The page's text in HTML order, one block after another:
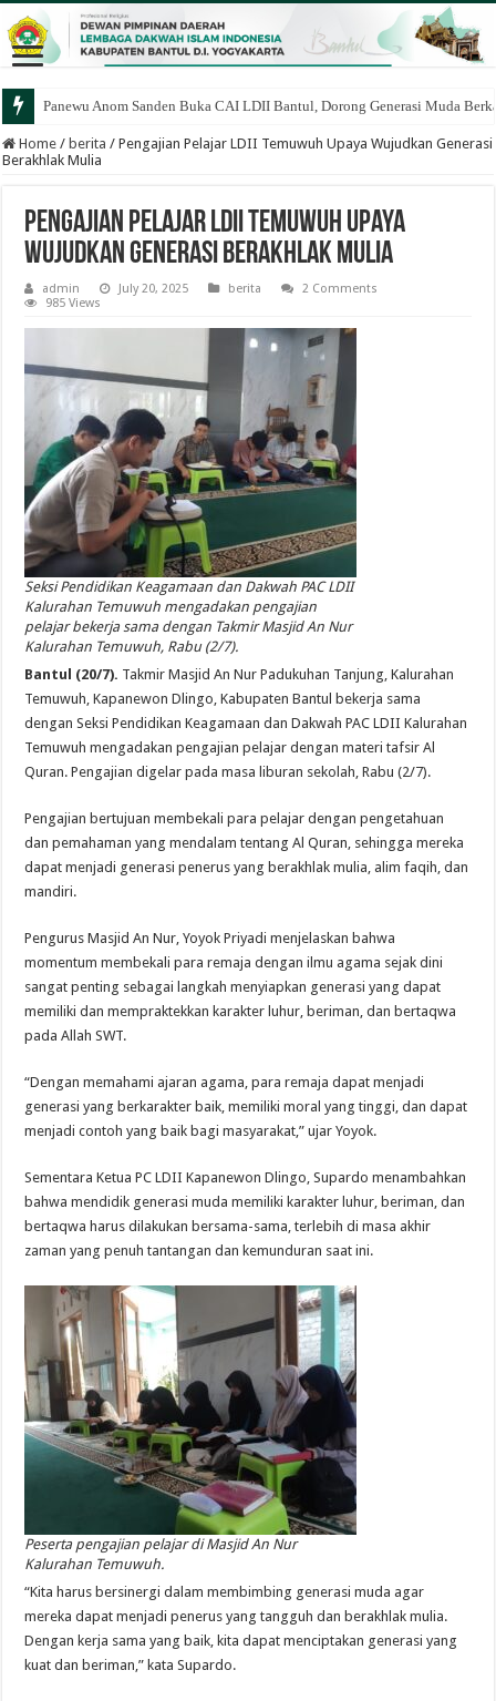
Panewu Anom Sanden Buka CAI LDII Bantul, Dorong Generasi Muda
Home / berita / Pengajian Pelajar LDII Temuwuh Upaya Wujudkan Generasi
Berakhlak Mulia
Pengajian Pelajar LDII Temuwuh Upaya
Wujudkan Generasi Berakhlak Mulia
admin July 20, 2025 berita
2 Comments
985 Views
Seksi Pendidikan Keagamaan dan Dakwah PAC LDII
Kalurahan Temuwuh mengadakan pengajian
pelajar bekerja sama dengan Takmir Masjid An Nur
Kalurahan Temuwuh, Rabu (2/7).
Bantul (20/7). Takmir Masjid An Nur Padukuhan Tanjung, Kalurahan
Temuwuh, Kapanewon Dlingo, Kabupaten Bantul bekerja sama
dengan Seksi Pendidikan Keagamaan dan Dakwah PAC LDII Kalurahan
Temuwuh mengadakan pengajian pelajar dengan materi tafsir Al
Quran. Pengajian digelar pada masa liburan sekolah, Rabu (2/7).
Pengajian bertujuan membekali para pelajar dengan pengetahuan
dan pemahaman yang mendalam tentang Al Quran, sehingga mereka
dapat menjadi generasi penerus yang berakhlak mulia, alim faqih, dan
mandiri.
Pengurus Masjid An Nur, Yoyok Priyadi menjelaskan bahwa
momentum membekali para remaja dengan ilmu agama sejak dini
sangat penting sebagai langkah menyiapkan generasi yang dapat
memiliki dan mempraktekkan karakter luhur, beriman, dan bertaqwa
pada Allah SWT.
“Dengan memahami ajaran agama, para remaja dapat menjadi
generasi yang berkarakter baik, memiliki moral yang tinggi, dan dapat
menjadi contoh yang baik bagi masyarakat,” ujar Yoyok.
Sementara Ketua PC LDII Kapanewon Dlingo, Supardo menambahkan
bahwa mendidik generasi muda memiliki karakter luhur, beriman, dan
bertaqwa harus dilakukan bersama-sama, terlebih di masa akhir
zaman yang penuh tantangan dan kemunduran saat ini.
Peserta pengajian pelajar di Masjid An Nur
Kalurahan Temuwuh.
“Kita harus bersinergi dalam membimbing generasi muda agar
mereka dapat menjadi penerus yang tangguh dan berakhlak mulia.
Dengan kerja sama yang baik, kita dapat menciptakan generasi yang
kuat dan beriman,” kata Supardo.